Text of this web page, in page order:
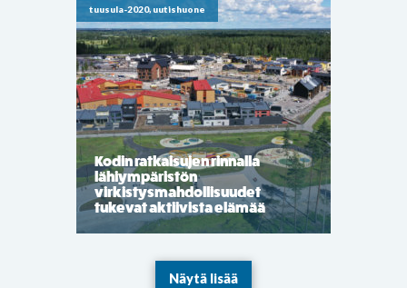
tuusula-2020, uutishuone
Kodin ratkaisujen rinnalla
lähiympäristön
virkistysmahdollisuudet
tukevat aktiivista elämää
Näytä lisää